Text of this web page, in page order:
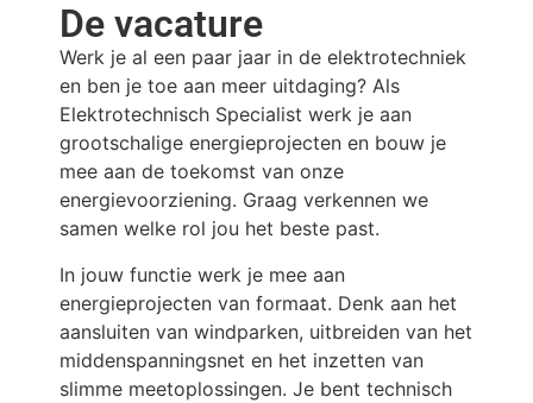
De vacature
Werk je al een paar jaar in de elektrotechniek
en ben je toe aan meer uitdaging? Als
Elektrotechnisch Specialist werk je aan
grootschalige energieprojecten en bouw je
mee aan de toekomst van onze
energievoorziening. Graag verkennen we
samen welke rol jou het beste past.
In jouw functie werk je mee aan
energieprojecten van formaat. Denk aan het
aansluiten van windparken, uitbreiden van het
middenspanningsnet en het inzetten van
slimme meetoplossingen. Je bent technisch